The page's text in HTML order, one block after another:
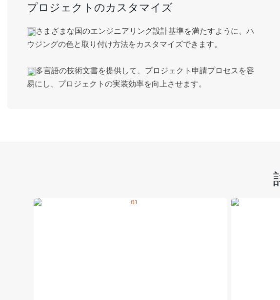
プロジェクトのカスタマイズ
さまざまな国のエンジニアリング設計基準を満たすように、ハ
ウジングの色と取り付け方法をカスタマイズできます。
多言語の技術文書を提供して、プロジェクト申請プロセスを容
易にし、プロジェクトの実装効率を向上させます。